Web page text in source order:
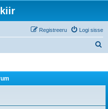
Logi sisse
Registreeru